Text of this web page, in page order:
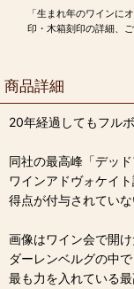
「生まれ年のワインに
印・木箱刻印の詳細、
商品詳細
20年経過してもフル
同社の最高峰「デッ
ワインアドヴォケイ
得点が付与されてい
画像はワイン会で開け
ダーレンベルグの中
最も力を入れている